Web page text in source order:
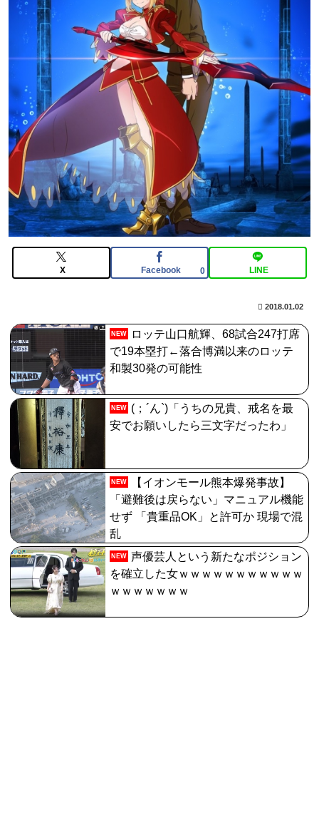
【FGO】絆16のメリットが全然出てこないけど、普通に
石がハチャメチャに貰えるとかそんな感じ？
【FGO】邪馬台国の魔王。卑弥呼の強化つよい…デスチ
ェンジしないなら最適クリサポーター
【FGO】水着玉藻 Fate/GrandOrderのイラスト紹介
3986
【画像】まんさん「オフ会に呼んだ覚えない人がずっと
いたので晒すわ」（パシャ）
X Facebook 0 LINE
2018.01.02
NEW
ロッテ山口航輝、68試合247打席
で19本塁打←落合博満以来のロッテ
和製30発の可能性
NEW
(；´ん`)「うちの兄貴、戒名を最
安でお願いしたら三文字だったわ」
NEW
【イオンモール熊本爆発事故】
「避難後は戻らない」マニュアル機能
せず 「貴重品OK」と許可か 現場で混
乱
NEW 声優芸人という新たなポジション
を確立した女ｗｗｗｗｗｗｗｗｗｗｗ
ｗｗｗｗｗｗｗ